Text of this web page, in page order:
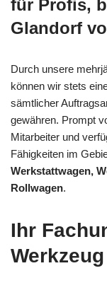
für Profis,
Glandorf
Durch unsere
können wir stets
sämtlicher
gewähren. Prompt
Mitarbeiter und
Fähigkeiten im
Werkstattwagen,
Rollwagen.
Ihr
Werkzeug